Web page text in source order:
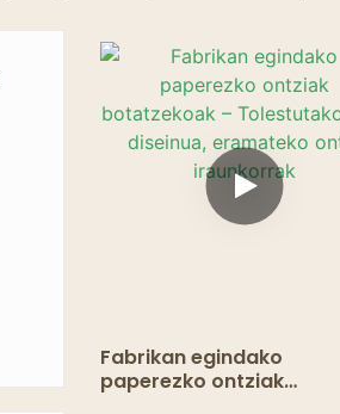
Fabrikan egindako
paperezko ontziak